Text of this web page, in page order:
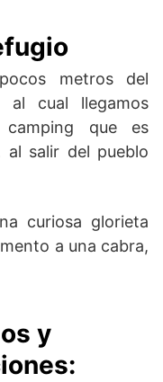
metros del
al cual llegamos
que es
al salir del pueblo
curiosa glorieta
a una cabra,
y